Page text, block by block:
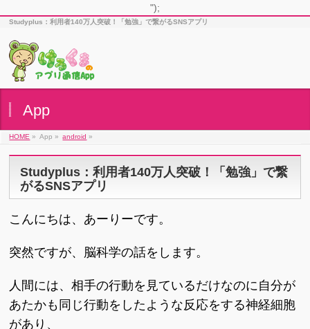
");
Studyplus：利用者140万人突破！「勉強」で繋がるSNSアプリ
App
HOME » App » android »
Studyplus：利用者140万人突破！「勉強」で繋
がるSNSアプリ
こんにちは、あーりーです。
突然ですが、脳科学の話をします。
人間には、相手の行動を見ているだけなのに自分が
あたかも同じ行動をしたような反応をする神経細胞
があり、